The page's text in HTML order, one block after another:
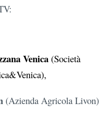
Venica (Società
(Azienda Agricola Livon)